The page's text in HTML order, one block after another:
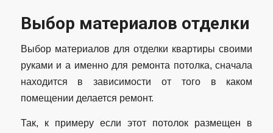
Выбор материалов отделки
Выбор материалов для отделки квартиры своими
руками и а именно для ремонта потолка, сначала
находится в зависимости от того в каком
помещении делается ремонт.
Так, к примеру если этот потолок размещен в